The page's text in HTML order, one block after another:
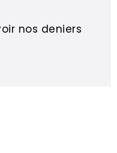
nos deniers